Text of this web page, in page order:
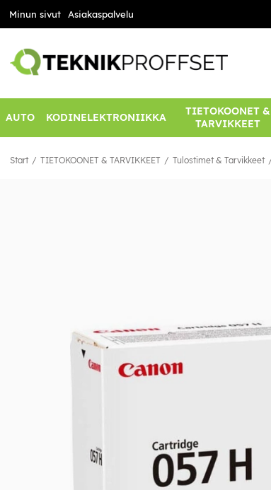
Minun sivut Asiakaspalvelu
AUTO KODINELEKTRONIIKKA
TIETOKOONET &
TARVIKKEET
Start TIETOKOONET & TARVIKKEET Tulostimet & Tarvikkeet